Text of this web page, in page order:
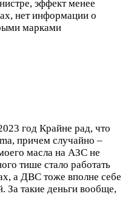
эффект менее
нет информации о
марками
год Крайне рад, что
причем случайно –
масла на АЗС не
тише стало работать
а ДВС тоже вполне себе
За такие деньги вообще,